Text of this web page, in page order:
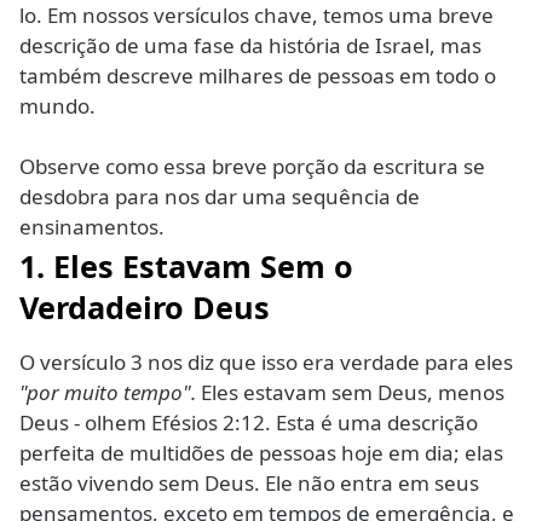
lo. Em nossos versículos chave, temos uma breve
descrição de uma fase da história de Israel, mas
também descreve milhares de pessoas em todo o
mundo.
Observe como essa breve porção da escritura se
desdobra para nos dar uma sequência de
ensinamentos.
1. Eles Estavam Sem o
Verdadeiro Deus
O versículo 3 nos diz que isso era verdade para eles
"por muito tempo". Eles estavam sem Deus, menos
Deus - olhem Efésios 2:12. Esta é uma descrição
perfeita de multidões de pessoas hoje em dia; elas
estão vivendo sem Deus. Ele não entra em seus
pensamentos, exceto em tempos de emergência, e